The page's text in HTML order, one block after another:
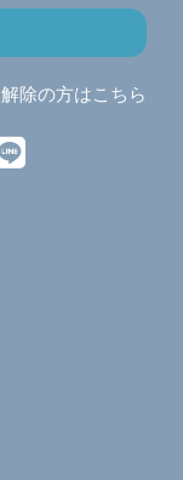
解除の方はこちら